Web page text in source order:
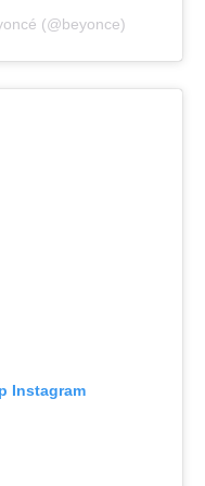
(@beyonce)
Instagram